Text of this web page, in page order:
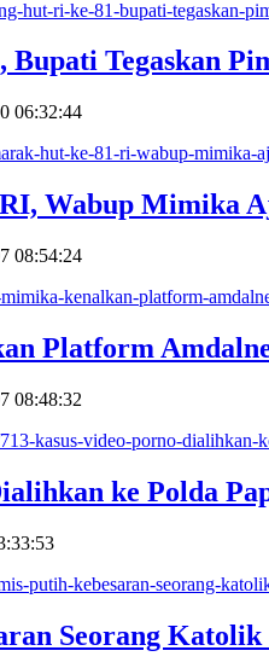
Bupati Tegaskan
06:32:44
Wabup Mimika
08:54:24
Platform
08:48:32
ke Polda
Seorang